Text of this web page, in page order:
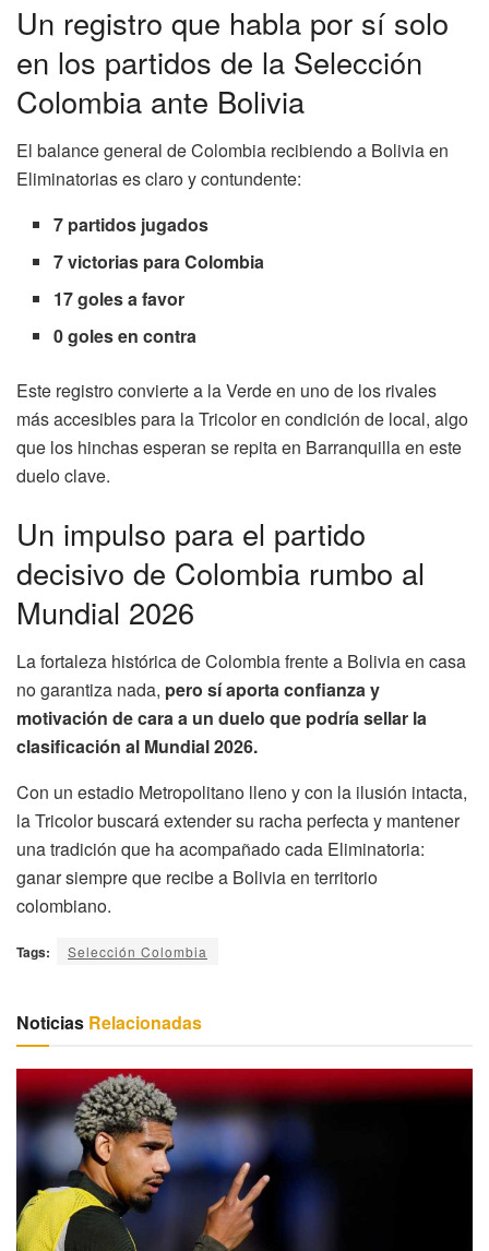
Un registro que habla por sí solo
en los partidos de la Selección
Colombia ante Bolivia
El balance general de Colombia recibiendo a Bolivia en
Eliminatorias es claro y contundente:
7 partidos jugados
7 victorias para Colombia
17 goles a favor
0 goles en contra
Este registro convierte a la Verde en uno de los rivales
más accesibles para la Tricolor en condición de local, algo
que los hinchas esperan se repita en Barranquilla en este
duelo clave.
Un impulso para el partido
decisivo de Colombia rumbo al
Mundial 2026
La fortaleza histórica de Colombia frente a Bolivia en casa
no garantiza nada, pero sí aporta confianza y
motivación de cara a un duelo que podría sellar la
clasificación al Mundial 2026.
Con un estadio Metropolitano lleno y con la ilusión intacta,
la Tricolor buscará extender su racha perfecta y mantener
una tradición que ha acompañado cada Eliminatoria:
ganar siempre que recibe a Bolivia en territorio
colombiano.
Tags: Selección Colombia
Noticias Relacionadas